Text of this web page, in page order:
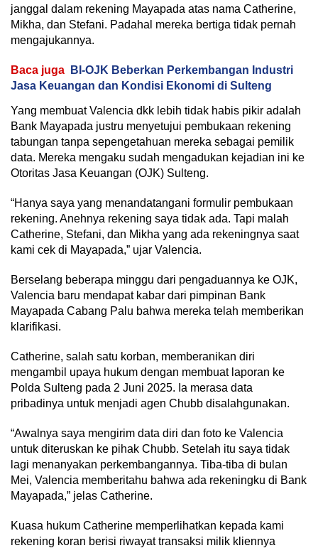
janggal dalam rekening Mayapada atas nama Catherine,
Mikha, dan Stefani. Padahal mereka bertiga tidak pernah
mengajukannya.
Baca juga
BI-OJK Beberkan Perkembangan Industri
Jasa Keuangan dan Kondisi Ekonomi di Sulteng
Yang membuat Valencia dkk lebih tidak habis pikir adalah
Bank Mayapada justru menyetujui pembukaan rekening
tabungan tanpa sepengetahuan mereka sebagai pemilik
data. Mereka mengaku sudah mengadukan kejadian ini ke
Otoritas Jasa Keuangan (OJK) Sulteng.
“Hanya saya yang menandatangani formulir pembukaan
rekening. Anehnya rekening saya tidak ada. Tapi malah
Catherine, Stefani, dan Mikha yang ada rekeningnya saat
kami cek di Mayapada,” ujar Valencia.
Berselang beberapa minggu dari pengaduannya ke OJK,
Valencia baru mendapat kabar dari pimpinan Bank
Mayapada Cabang Palu bahwa mereka telah memberikan
klarifikasi.
Catherine, salah satu korban, memberanikan diri
mengambil upaya hukum dengan membuat laporan ke
Polda Sulteng pada 2 Juni 2025. Ia merasa data
pribadinya untuk menjadi agen Chubb disalahgunakan.
“Awalnya saya mengirim data diri dan foto ke Valencia
untuk diteruskan ke pihak Chubb. Setelah itu saya tidak
lagi menanyakan perkembangannya. Tiba-tiba di bulan
Mei, Valencia memberitahu bahwa ada rekeningku di Bank
Mayapada,” jelas Catherine.
Kuasa hukum Catherine memperlihatkan kepada kami
rekening koran berisi riwayat transaksi milik kliennya